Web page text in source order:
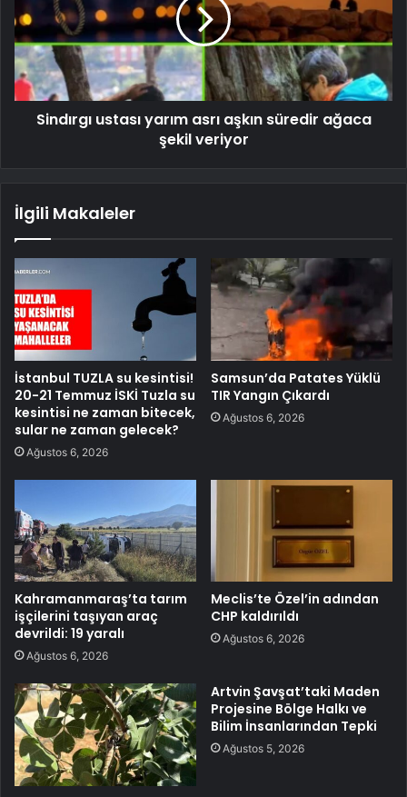
Sindırgı ustası yarım asrı aşkın süredir ağaca
şekil veriyor
İlgili Makaleler
İstanbul TUZLA su kesintisi!
20-21 Temmuz İSKİ Tuzla su
kesintisi ne zaman bitecek,
sular ne zaman gelecek?
Ağustos 6, 2026
Samsun’da Patates Yüklü
TIR Yangın Çıkardı
Ağustos 6, 2026
Kahramanmaraş’ta tarım
işçilerini taşıyan araç
devrildi: 19 yaralı
Ağustos 6, 2026
Meclis’te Özel’in adından
CHP kaldırıldı
Ağustos 6, 2026
Artvin Şavşat’taki Maden
Projesine Bölge Halkı ve
Bilim İnsanlarından Tepki
Ağustos 5, 2026